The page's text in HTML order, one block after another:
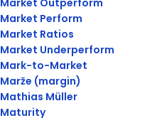
Market Perform
Market Ratios
Market Underperform
Mark-to-Market
Marže (margin)
Mathias Müller
Maturity